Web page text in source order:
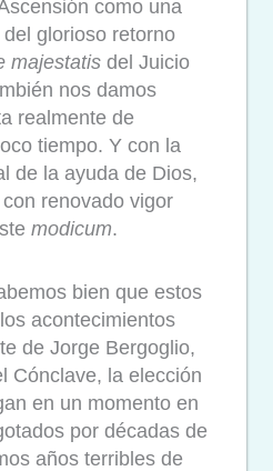
como una
glorioso retorno
majestatis del Juicio
nos damos
realmente de
tiempo. Y con la
de la ayuda de Dios,
renovado vigor
modicum.
bien que estos
acontecimientos
de Jorge Bergoglio,
Cónclave, la elección
en un momento en
por décadas de
años terribles de